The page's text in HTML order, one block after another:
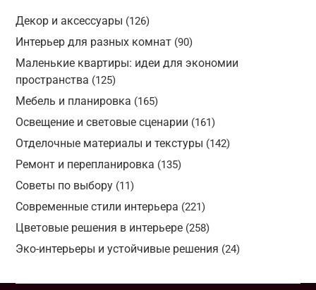
Декор и аксессуары (126)
Интерьер для разных комнат(90)
Маленькие квартиры: идеи для экономии
пространства (125)
Мебель и планировка (165)
Освещение и световые сценарии (161)
Отделочные материалы и текстуры (142)
Ремонт и перепланировка (135)
Советы по выбору(11)
Современные стили интерьера (221)
Цветовые решения в интерьере(258)
Эко-интерьеры и устойчивые решения (24)